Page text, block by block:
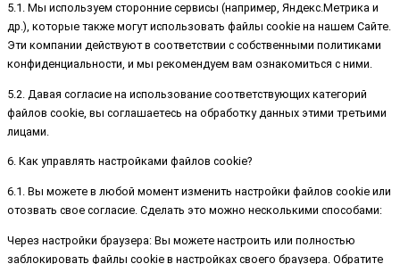
5.1. Мы используем сторонние сервисы (например, Яндекс.Метрика и
др.), которые также могут использовать файлы cookie на нашем Сайте.
Эти компании действуют в соответствии с собственными политиками
конфиденциальности, и мы рекомендуем вам ознакомиться с ними.
5.2. Давая согласие на использование соответствующих категорий
файлов cookie, вы соглашаетесь на обработку данных этими третьими
лицами.
6. Как управлять настройками файлов cookie?
6.1. Вы можете в любой момент изменить настройки файлов cookie или
отозвать свое согласие. Сделать это можно несколькими способами:
Через настройки браузера: Вы можете настроить или полностью
заблокировать файлы cookie в настройках своего браузера. Обратите